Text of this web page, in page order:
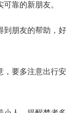
靠的新朋友。
朋友的帮助，好
要多注意出行安